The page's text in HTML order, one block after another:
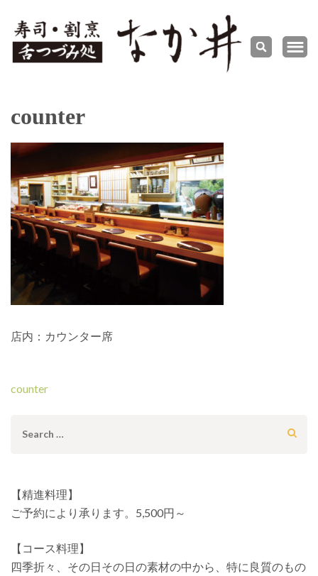
舌づつ
寿司・割烹
counter
店内：カウンター席
投
ビ
シ
ョ
counter
Search
【精進料理】
ご予約により承ります。5,500円～
【コース料理】
四季折々、その日その日の素材の中から、特に良質のもの